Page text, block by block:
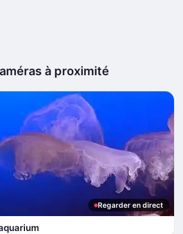
à proximité
Regarder en direct